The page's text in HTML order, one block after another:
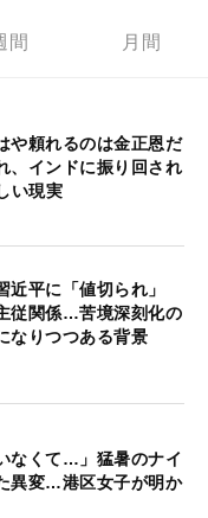
間 月間
や頼れるのは金正恩だ
、インドに振り回され
い現実
近平に「値切られ」
従関係…苦境深刻化の
なりつつある背景
なくて…」猛暑のナイ
異変…港区女子が明か